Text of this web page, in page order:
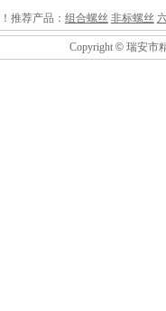
推荐产品： 组合螺丝 非标螺丝
Copyright © 瑞安市